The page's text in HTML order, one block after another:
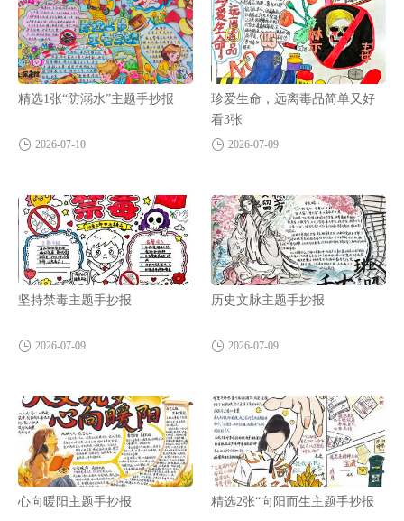
精选1张“防溺水”主题手抄报
2026-07-10
珍爱生命，远离毒品简单又好
看3张
2026-07-09
坚持禁毒主题手抄报
2026-07-09
历史文脉主题手抄报
2026-07-09
心向暖阳主题手抄报 精选2张“向阳而生主题手抄报